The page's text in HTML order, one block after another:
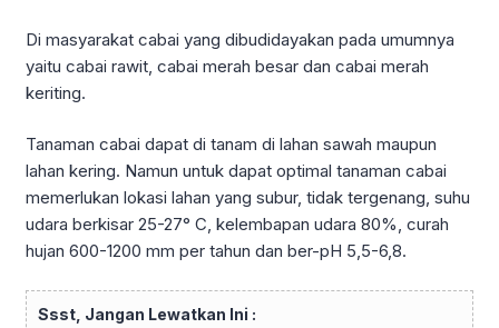
Di masyarakat cabai yang dibudidayakan pada umumnya
yaitu cabai rawit, cabai merah besar dan cabai merah
keriting.
Tanaman cabai dapat di tanam di lahan sawah maupun
lahan kering. Namun untuk dapat optimal tanaman cabai
memerlukan lokasi lahan yang subur, tidak tergenang, suhu
udara berkisar 25-27° C, kelembapan udara 80%, curah
hujan 600-1200 mm per tahun dan ber-pH 5,5-6,8.
Ssst, Jangan Lewatkan Ini :